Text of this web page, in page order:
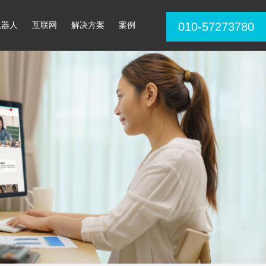
人 互联网 解决方案 案例 010-57273780